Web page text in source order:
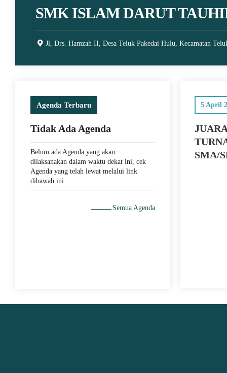
SMK ISLAM DARUT
Jl, Drs. Hamzah II, Desa Teluk Pakedai Hulu, Kecamatan
Agenda Terbaru
Tidak Ada Agenda
Belum ada Agenda yang akan
dilaksanakan dalam waktu dekat ini, cek
Agenda yang telah lewat melalui link
dibawah ini
Semua Agenda
5 April
SMA/